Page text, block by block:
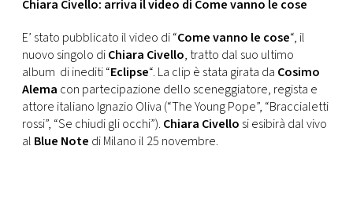
Chiara Civello: arriva il video di Come vanno le cose
E’ stato pubblicato il video di “Come vanno le cose“, il
nuovo singolo diChiara Civello, tratto dal suo ultimo
album di inediti “Eclipse“. La clip è stata girata da Cosimo
Alema con partecipazione dello sceneggiatore, regista e
attore italiano Ignazio Oliva (“The Young Pope”, “Braccialetti
rossi”, “Se chiudi gli occhi”). Chiara Civello si esibirà dal vivo
al Blue Note di Milano il 25 novembre.